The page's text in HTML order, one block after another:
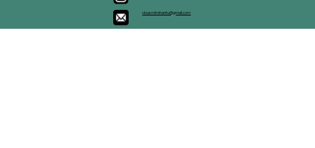
clousmiminantu@gmail.com